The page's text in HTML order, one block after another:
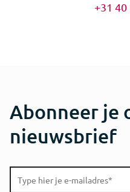
+31 40
Abonneer je
nieuwsbrief